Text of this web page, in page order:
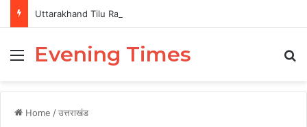
MenuEvening Times
Home /उत्तराखंड